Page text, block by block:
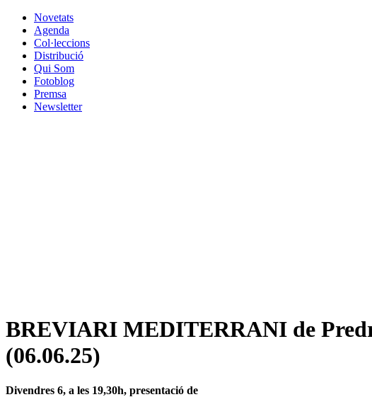
Novetats
Agenda
Col·leccions
Distribució
Qui Som
Fotoblog
Premsa
Newsletter
BREVIARI MEDITERRANI de
(06.06.25)
Divendres 6, a les 19,30h, presentació de